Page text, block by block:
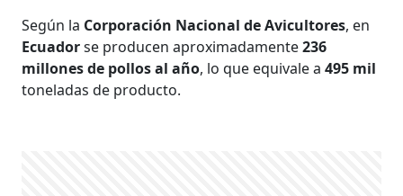
Según la Corporación Nacional de Avicultores, en
Ecuadorse producen aproximadamente236
millones de pollos al año, lo que equivale a495 mil
toneladas de producto.